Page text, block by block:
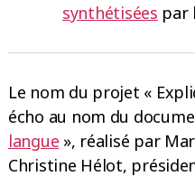
synthétisées par
Le nom du projet «
écho au nom du
langue », réalisé par
Christine Hélot,